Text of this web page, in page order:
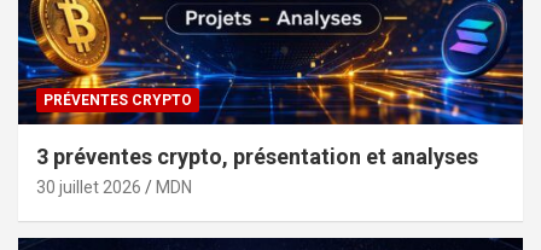
PRÉVENTES CRYPTO
3 préventes crypto, présentation et analyses
30 juillet 2026 MDN